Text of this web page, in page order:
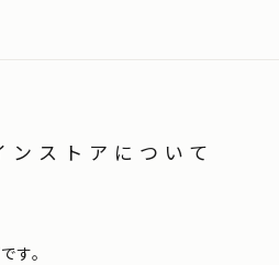
ストアについて
す。